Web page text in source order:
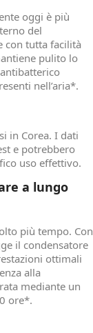
oggi è più
del
con tutta facilità
pulito lo
nell’aria*.
in Corea. I dati
e potrebbero
uso effettivo.
a lungo
più tempo. Con
il condensatore
ottimali
alla
mediante un
ore*.